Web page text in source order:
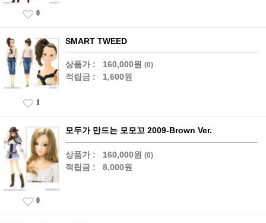
0
SMART TWEED
상품가 : 160,000원 (0)
적립금 : 1,600원
1
모두가 만드는 모모꼬 2009-Brown Ver.
상품가 : 160,000원 (0)
적립금 : 8,000원
0